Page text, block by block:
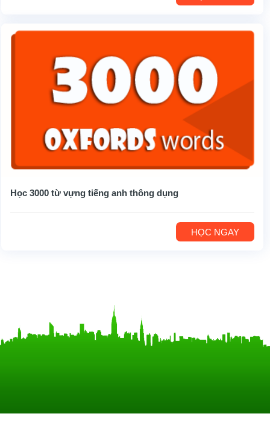
Học 3000 từ vựng tiếng anh thông dụng
HỌC NGAY